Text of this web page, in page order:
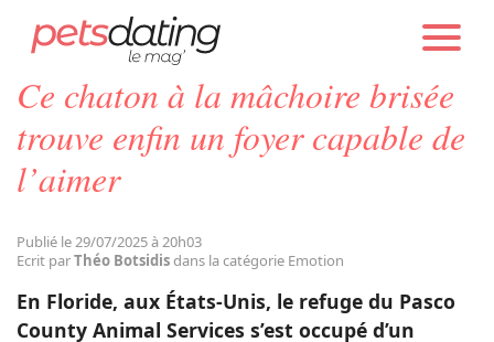
Chien
Faits Divers
Emotion
PETS DATING ACTUALITÉS EMOTION
Ce chaton à la mâchoire brisée
trouve enfin un foyer capable de
l’aimer
Publié le 29/07/2025 à 20h03
Ecrit parThéo Botsidisdans la catégorie Emotion
En Floride, aux États-Unis, le refuge du Pasco
County Animal Services s’est occupé d’un